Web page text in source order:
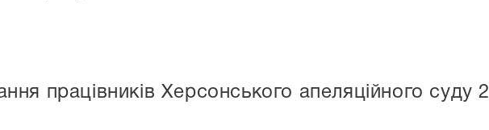
працівників Херсонського апеляційного суду